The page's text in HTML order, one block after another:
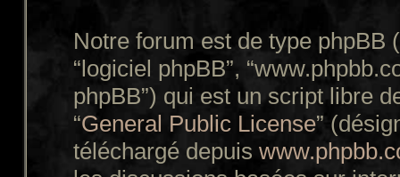
Notre forum est de type phpBB
“logiciel phpBB”,
phpBB”) qui est un script libre
“General Public License”
téléchargé depuis